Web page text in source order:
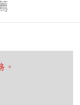
讓您購物簡單
先享後付」